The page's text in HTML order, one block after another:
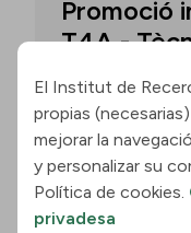
Promoció
T4A -
Convocatòria
Superior
les
Dementia
d’agost de
El Institut de
propias
mejorar la
y personalizar su
Política de cookies.
privadesa